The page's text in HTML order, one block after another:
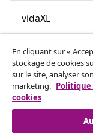
vidaXL
Découvrez-en
En cliquant sur «
stockage de cookies
sur le site, analyser
marketing.
cookies